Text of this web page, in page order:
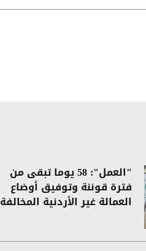
"العمل": 58 يوما تبقى من
فترة قوننة وتوفيق أوضاع
العمالة غير الأردنية المخالفة